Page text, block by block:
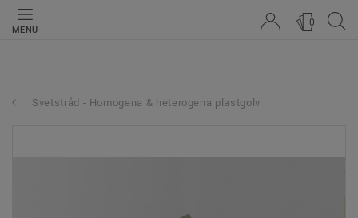
MENU
0
Svetstråd - Homogena & heterogena plastgolv